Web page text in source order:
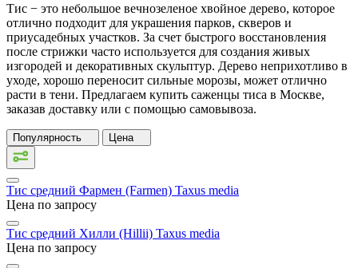
Тис − это небольшое вечнозеленое хвойное дерево, которое
отлично подходит для украшения парков, скверов и
приусадебных участков. За счет быстрого восстановления
после стрижки часто используется для создания живых
изгородей и декоративных скульптур. Дерево неприхотливо в
уходе, хорошо переносит сильные морозы, может отлично
расти в тени. Предлагаем купить саженцы тиса в Москве,
заказав доставку или с помощью самовывоза.
Популярность Цена
Тис средний Фармен (Farmen) Taxus media
Цена по запросу
Тис средний Хилли (Hillii) Taxus media
Цена по запросу